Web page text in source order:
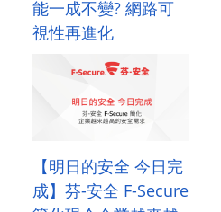
能一成不變? 網路可
視性再進化
【明日的安全 今日完
成】芬-安全 F-Secure